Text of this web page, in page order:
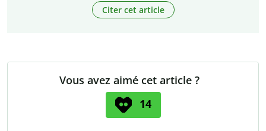
Citer cet article
Vous avez aimé cet article ?
14